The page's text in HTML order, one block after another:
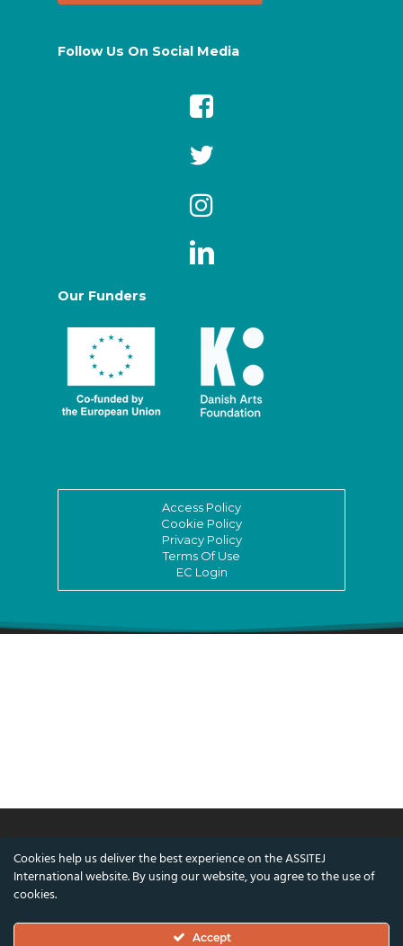
Follow Us On Social Media
Our Funders
Access Policy
Cookie Policy
Privacy Policy
Terms Of Use
EC Login
© ASSITEJ International - International
Cookies help us deliver the best experience on the ASSITEJ
International website. By using our website, you agree to the use of
cookies.
Accept